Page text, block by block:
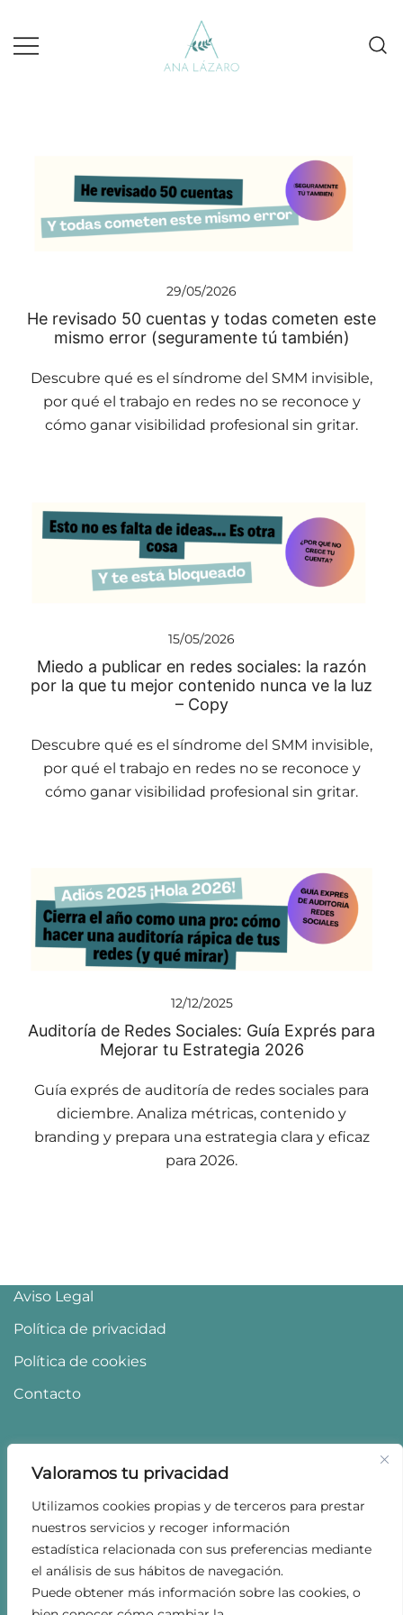
Valoramos tu privacidad
Utilizamos cookies propias y de terceros para prestar
nuestros servicios y recoger información
estadística relacionada con sus preferencias mediante
el análisis de sus hábitos de navegación.
Puede obtener más información sobre las cookies, o
29/05/2026
He revisado 50 cuentas y todas cometen este
mismo error (seguramente tú también)
Descubre qué es el síndrome del SMM invisible,
por qué el trabajo en redes no se reconoce y
cómo ganar visibilidad profesional sin gritar.
15/05/2026
Miedo a publicar en redes sociales: la razón
por la que tu mejor contenido nunca ve la luz
– Copy
Descubre qué es el síndrome del SMM invisible,
por qué el trabajo en redes no se reconoce y
cómo ganar visibilidad profesional sin gritar.
12/12/2025
Auditoría de Redes Sociales: Guía Exprés para
Mejorar tu Estrategia 2026
Guía exprés de auditoría de redes sociales para
diciembre. Analiza métricas, contenido y
branding y prepara una estrategia clara y eficaz
para 2026.
Aviso Legal
Política de privacidad
Política de cookies
Contacto